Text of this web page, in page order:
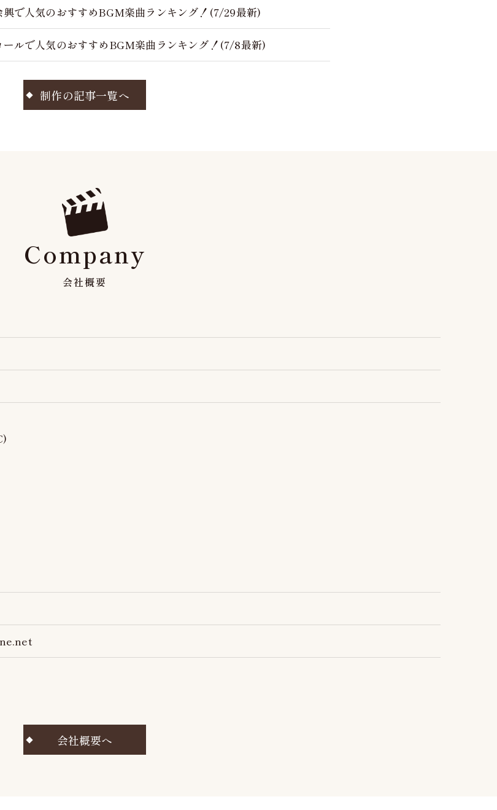
興で人気のおすすめBGM楽曲ランキング！(7/29最新)
ールで人気のおすすめBGM楽曲ランキング！(7/8最新)
制作の記事一覧へ
会社概要
Company
会社概要へ